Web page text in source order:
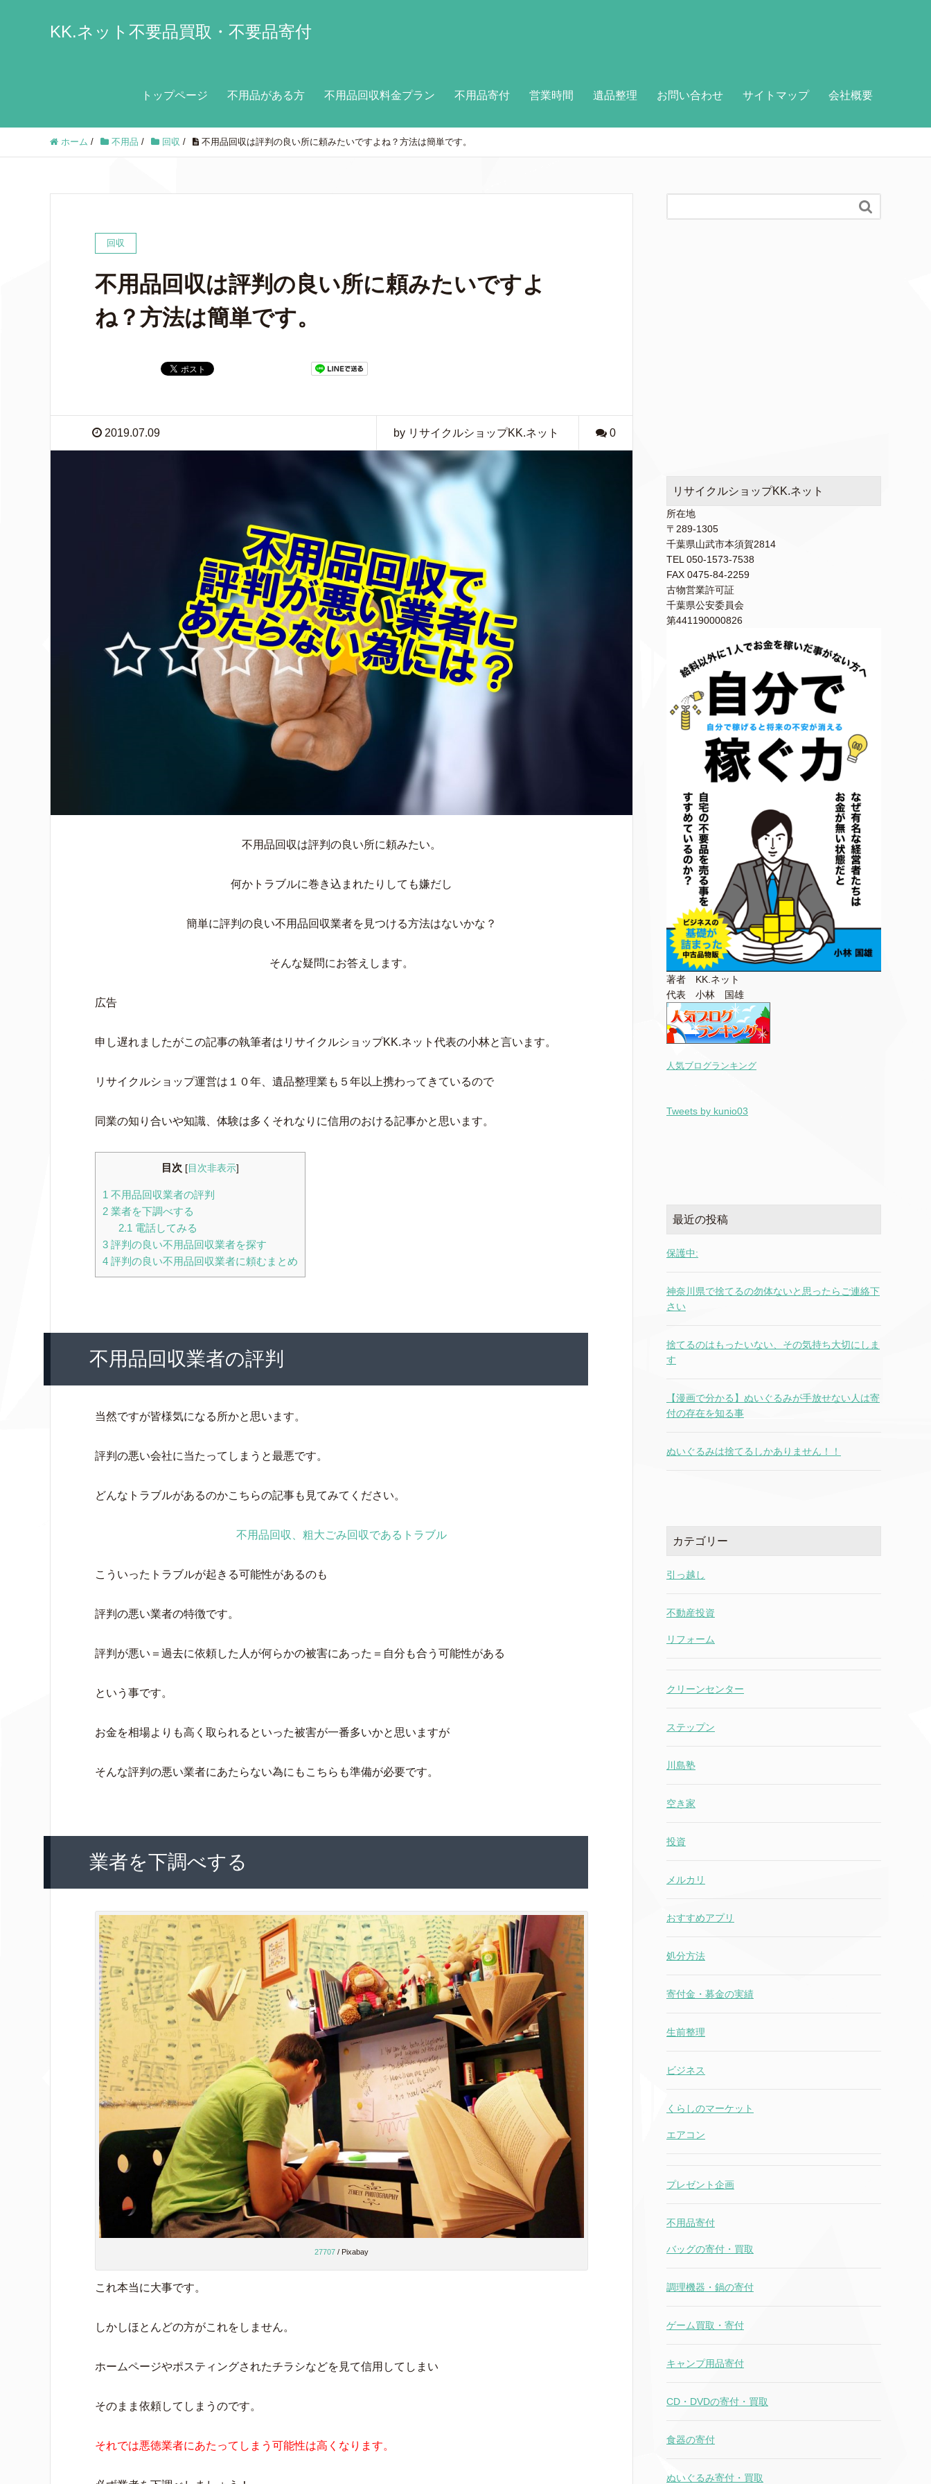
KK.ネット不要品買取・不要品寄付
トップページ 不用品がある方 不用品回収料金プラン 不用品寄付 営業時間 遺品整理 お問い合わせ サイトマップ 会社概要
ホーム / 不用品 / 回収 / 不用品回収は評判の良い所に頼みたいですよね？方法は簡単です。
回収
不用品回収は評判の良い所に頼みたいですよ
ね？方法は簡単です。
2019.07.09 by リサイクルショップKK.ネット 0
不用品回収は評判の良い所に頼みたい。
何かトラブルに巻き込まれたりしても嫌だし
簡単に評判の良い不用品回収業者を見つける方法はないかな？
そんな疑問にお答えします。
広告
申し遅れましたがこの記事の執筆者はリサイクルショップKK.ネット代表の小林と言います。
リサイクルショップ運営は１０年、遺品整理業も５年以上携わってきているので
同業の知り合いや知識、体験は多くそれなりに信用のおける記事かと思います。
目次 [ 目次非表示]
1 不用品回収業者の評判
2 業者を下調べする
2.1 電話してみる
3 評判の良い不用品回収業者を探す
4 評判の良い不用品回収業者に頼むまとめ
不用品回収業者の評判
当然ですが皆様気になる所かと思います。
評判の悪い会社に当たってしまうと最悪です。
どんなトラブルがあるのかこちらの記事も見てみてください。
不用品回収、粗大ごみ回収であるトラブル
こういったトラブルが起きる可能性があるのも
評判の悪い業者の特徴です。
評判が悪い＝過去に依頼した人が何らかの被害にあった＝自分も合う可能性がある
という事です。
お金を相場よりも高く取られるといった被害が一番多いかと思いますが
そんな評判の悪い業者にあたらない為にもこちらも準備が必要です。
業者を下調べする
27707 / Pixabay
これ本当に大事です。
しかしほとんどの方がこれをしません。
ホームページやポスティングされたチラシなどを見て信用してしまい
そのまま依頼してしまうのです。
それでは悪徳業者にあたってしまう可能性は高くなります。

リサイクルショップKK.ネット
所在地
〒289-1305
千葉県山武市本須賀2814
TEL 050-1573-7538
FAX 0475-84-2259
古物営業許可証
千葉県公安委員会
第441190000826
著者 KK.ネット
代表 小林 国雄
人気ブログランキング
Tweets by kunio03
最近の投稿
保護中:
神奈川県で捨てるの勿体ないと思ったらご連絡下
さい
捨てるのはもったいない、その気持ち大切にしま
す
【漫画で分かる】ぬいぐるみが手放せない人は寄
付の存在を知る事
ぬいぐるみは捨てるしかありません！！
カテゴリー
引っ越し
不動産投資
リフォーム
クリーンセンター
ステップン
川島塾
空き家
投資
メルカリ
おすすめアプリ
処分方法
寄付金・募金の実績
生前整理
ビジネス
くらしのマーケット
エアコン
プレゼント企画
不用品寄付
バッグの寄付・買取
調理機器・鍋の寄付
ゲーム買取・寄付
キャンプ用品寄付
CD・DVDの寄付・買取
食器の寄付
ぬいぐるみ寄付・買取